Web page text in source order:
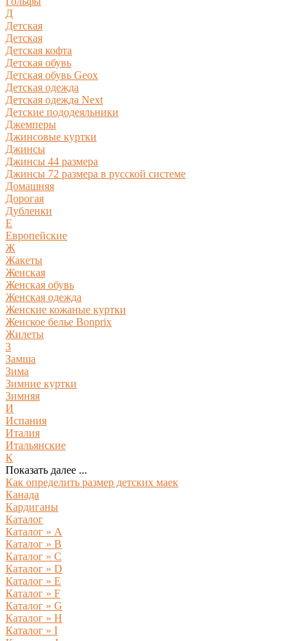
Д
Детская
Детская
Детская кофта
Детская обувь
Детская обувь Geox
Детская одежда
Детская одежда Next
Детские пододеяльники
Джемперы
Джинсовые куртки
Джинсы
Джинсы 44 размера
Джинсы 72 размера в русской системе
Домашняя
Дорогая
Дубленки
Е
Европейские
Ж
Жакеты
Женская
Женская обувь
Женская одежда
Женские кожаные куртки
Женское белье Bonprix
Жилеты
З
Замша
Зима
Зимние куртки
Зимняя
И
Испания
Италия
Итальянские
К
Показать далее ...
Как определить размер детских маек
Канада
Кардиганы
Каталог
Каталог » A
Каталог » B
Каталог » C
Каталог » D
Каталог » E
Каталог » F
Каталог » G
Каталог » H
Каталог » I